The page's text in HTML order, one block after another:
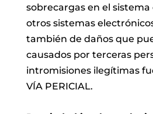
sobrecargas en el
otros sistemas
también de daños que
causados por terceras
intromisiones ilegítimas
VÍA PERICIAL.